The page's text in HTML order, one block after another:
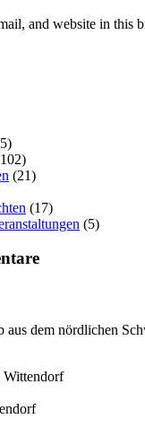
and website in this
(21)
(17)
(5)
dem nördlichen
Wittendorf